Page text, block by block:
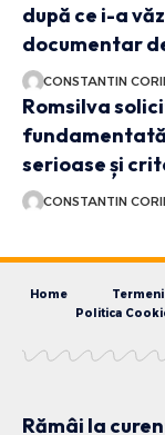
după ce i-a
documentar
CONSTANTIN
Romsilva
serioase și
CONSTANTIN
Home
Politica
Rămâi la